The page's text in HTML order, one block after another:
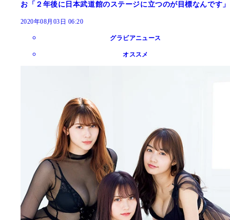
お「２年後に日本武道館のステージに立つのが目標なんです」
2020年08月03日 06:20
グラビアニュース
オススメ